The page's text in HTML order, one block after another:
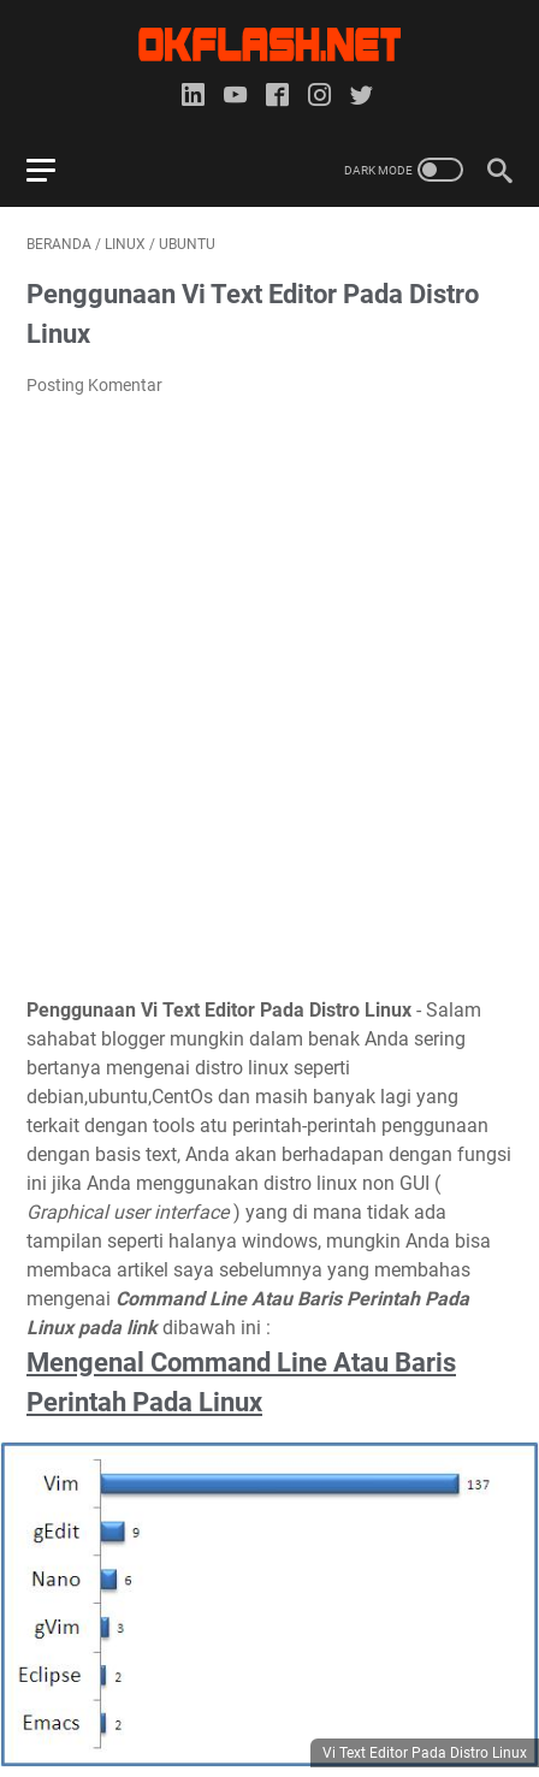
BERANDA / LINUX / UBUNTU
Penggunaan Vi Text Editor Pada Distro
Linux
Posting Komentar
Penggunaan Vi Text Editor Pada Distro Linux - Salam
sahabat blogger mungkin dalam benak Anda sering
bertanya mengenai distro linux seperti
debian,ubuntu,CentOs dan masih banyak lagi yang
terkait dengan tools atu perintah-perintah penggunaan
dengan basis text, Anda akan berhadapan dengan fungsi
ini jika Anda menggunakan distro linux non GUI (
Graphical user interface) yang di mana tidak ada
tampilan seperti halanya windows, mungkin Anda bisa
membaca artikel saya sebelumnya yang membahas
mengenai Command Line Atau Baris Perintah Pada
Linux pada linkdibawah ini :
Mengenal Command Line Atau Baris
Perintah Pada Linux
Vi Text Editor Pada Distro Linux